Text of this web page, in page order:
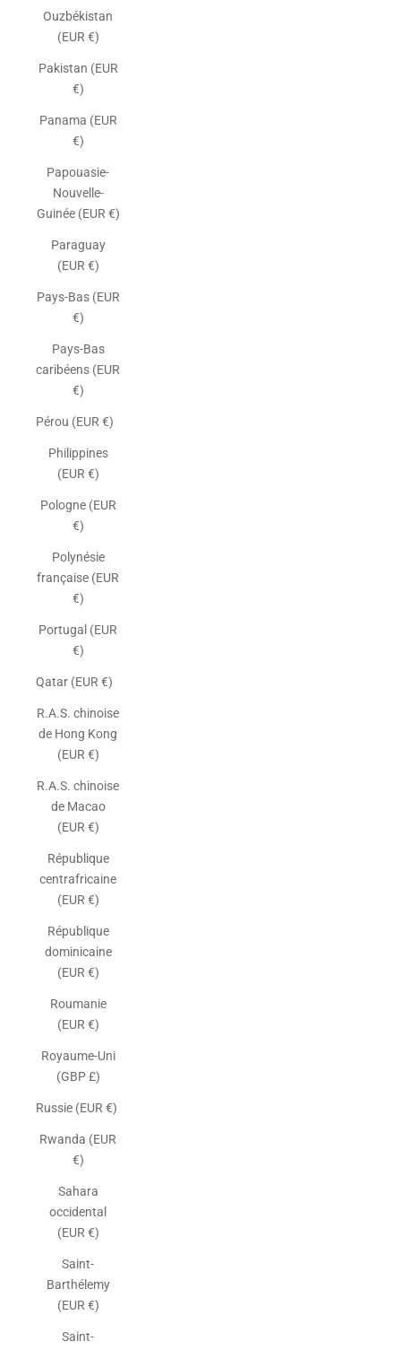
Ouzbékistan
(EUR €)
Pakistan (EUR
€)
Panama (EUR
€)
Papouasie-
Nouvelle-
Guinée (EUR €)
Paraguay
(EUR €)
Pays-Bas (EUR
€)
Pays-Bas
caribéens (EUR
€)
Pérou (EUR €)
Philippines
(EUR €)
Pologne (EUR
€)
Polynésie
française (EUR
€)
Portugal (EUR
€)
Qatar (EUR €)
R.A.S. chinoise
de Hong Kong
(EUR €)
R.A.S. chinoise
de Macao
(EUR €)
République
centrafricaine
(EUR €)
République
dominicaine
(EUR €)
Roumanie
(EUR €)
Royaume-Uni
(GBP £)
Russie (EUR €)
Rwanda (EUR
€)
Sahara
occidental
(EUR €)
Saint-
Barthélemy
(EUR €)
Saint-